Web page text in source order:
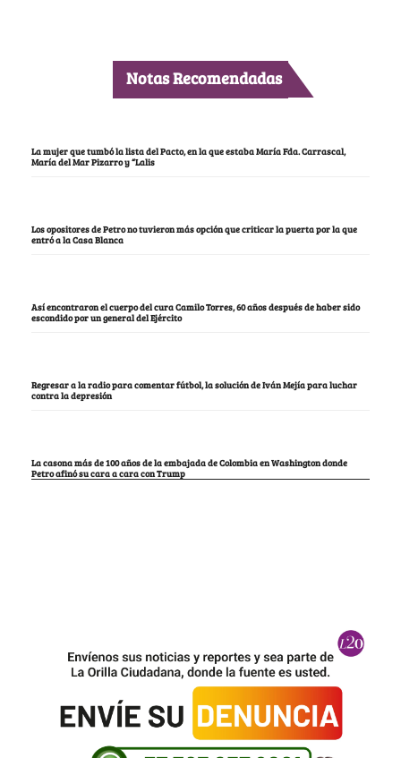
Notas Recomendadas
La mujer que tumbó la lista del Pacto, en la que estaba María Fda. Carrascal,
María del Mar Pizarro y “Lalis
Los opositores de Petro no tuvieron más opción que criticar la puerta por la que
entró a la Casa Blanca
Así encontraron el cuerpo del cura Camilo Torres, 60 años después de haber sido
escondido por un general del Ejército
Regresar a la radio para comentar fútbol, la solución de Iván Mejía para luchar
contra la depresión
La casona más de 100 años de la embajada de Colombia en Washington donde
Petro afinó su cara a cara con Trump